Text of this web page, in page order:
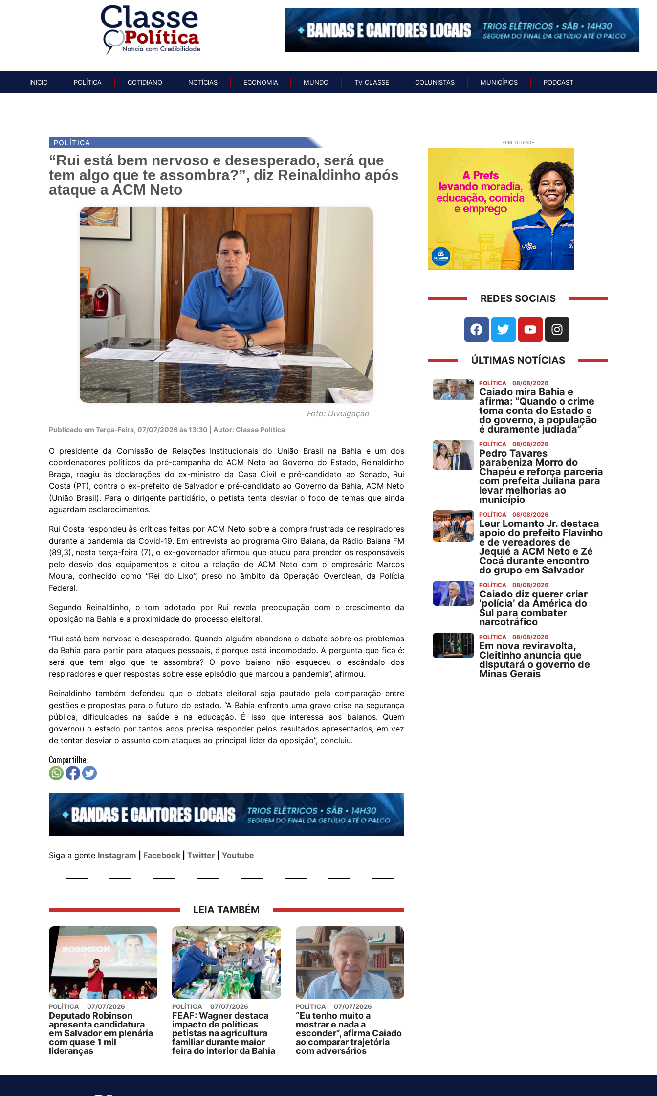
INICIO
POLÍTICA COTIDIANO NOTÍCIAS ECONOMIA MUNDO TV CLASSE COLUNISTAS MUNICÍPIOS PODCAST
POLÍTICA
“Rui está bem nervoso e desesperado, será que
tem algo que te assombra?”, diz Reinaldinho após
ataque a ACM Neto
Foto: Divulgação
Publicado em Terça-Feira, 07/07/2026 às 13:30 | Autor: Classe Política
O presidente da Comissão de Relações Institucionais do União Brasil na Bahia e um dos
coordenadores políticos da pré-campanha de ACM Neto ao Governo do Estado, Reinaldinho
Braga, reagiu às declarações do ex-ministro da Casa Civil e pré-candidato ao Senado, Rui
Costa (PT), contra o ex-prefeito de Salvador e pré-candidato ao Governo da Bahia, ACM Neto
(União Brasil). Para o dirigente partidário, o petista tenta desviar o foco de temas que ainda
aguardam esclarecimentos.
Rui Costa respondeu às críticas feitas por ACM Neto sobre a compra frustrada de respiradores
durante a pandemia da Covid-19. Em entrevista ao programa Giro Baiana, da Rádio Baiana FM
(89,3), nesta terça-feira (7), o ex-governador afirmou que atuou para prender os responsáveis
pelo desvio dos equipamentos e citou a relação de ACM Neto com o empresário Marcos
Moura, conhecido como “Rei do Lixo”, preso no âmbito da Operação Overclean, da Polícia
Federal.
Segundo Reinaldinho, o tom adotado por Rui revela preocupação com o crescimento da
oposição na Bahia e a proximidade do processo eleitoral.
“Rui está bem nervoso e desesperado. Quando alguém abandona o debate sobre os problemas
da Bahia para partir para ataques pessoais, é porque está incomodado. A pergunta que fica é:
será que tem algo que te assombra? O povo baiano não esqueceu o escândalo dos
respiradores e quer respostas sobre esse episódio que marcou a pandemia”, afirmou.
Reinaldinho também defendeu que o debate eleitoral seja pautado pela comparação entre
gestões e propostas para o futuro do estado. “A Bahia enfrenta uma grave crise na segurança
pública, dificuldades na saúde e na educação. É isso que interessa aos baianos. Quem
governou o estado por tantos anos precisa responder pelos resultados apresentados, em vez
de tentar desviar o assunto com ataques ao principal líder da oposição”, concluiu.
Compartilhe:
Siga a gente Instagram Facebook| Twitter| Youtube
LEIA TAMBÉM
POLÍTICA 07/07/2026
Deputado Robinson
apresenta candidatura
em Salvador em plenária
com quase 1 mil
lideranças
POLÍTICA 07/07/2026
FEAF: Wagner destaca
impacto de políticas
petistas na agricultura
familiar durante maior
feira do interior da Bahia
POLÍTICA 07/07/2026
“Eu tenho muito a
mostrar e nada a
esconder”, afirma Caiado
ao comparar trajetória
com adversários
PUBLICIDADE
REDES SOCIAIS
ÚLTIMAS NOTÍCIAS
POLÍTICA 08/08/2026
Caiado mira Bahia e
afirma: “Quando o crime
toma conta do Estado e
do governo, a população
é duramente judiada”
POLÍTICA 08/08/2026
Pedro Tavares
parabeniza Morro do
Chapéu e reforça parceria
com prefeita Juliana para
levar melhorias ao
município
POLÍTICA 08/08/2026
Leur Lomanto Jr. destaca
apoio do prefeito Flavinho
e de vereadores de
Jequié a ACM Neto e Zé
Cocá durante encontro
do grupo em Salvador
POLÍTICA 08/08/2026
Caiado diz querer criar
‘polícia’ da América do
Sul para combater
narcotráfico
POLÍTICA 08/08/2026
Em nova reviravolta,
Cleitinho anuncia que
disputará o governo de
Minas Gerais